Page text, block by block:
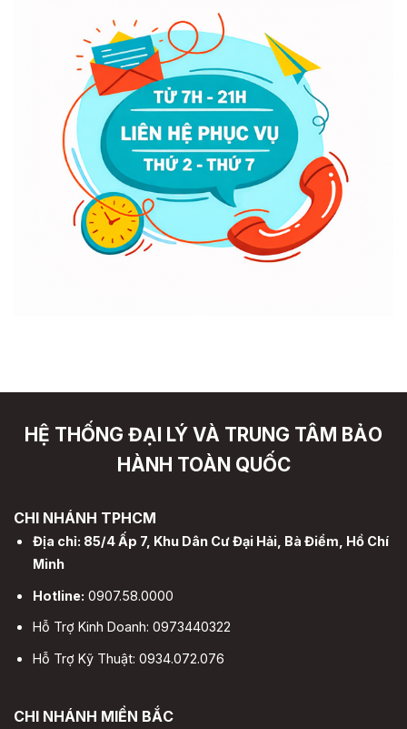
HỆ THỐNG ĐẠI LÝ VÀ TRUNG TÂM BẢO
HÀNH TOÀN QUỐC
CHI NHÁNH TPHCM
Địa chỉ: 85/4 Ấp 7, Khu Dân Cư Đại Hải, Bà Điểm, Hồ Chí
Minh
Hotline: 0907.58.0000
Hỗ Trợ Kinh Doanh: 0973440322
Hỗ Trợ Kỹ Thuật: 0934.072.076
CHI NHÁNH MIỀN BẮC